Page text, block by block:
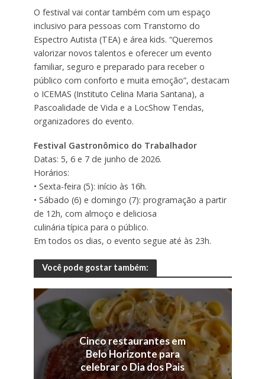
O festival vai contar também com um espaço
inclusivo para pessoas com Transtorno do
Espectro Autista (TEA) e área kids. “Queremos
valorizar novos talentos e oferecer um evento
familiar, seguro e preparado para receber o
público com conforto e muita emoção”, destacam
o ICEMAS (Instituto Celina Maria Santana), a
Pascoalidade de Vida e a LocShow Tendas,
organizadores do evento.
Festival Gastronômico do Trabalhador
Datas: 5, 6 e 7 de junho de 2026.
Horários:
• Sexta-feira (5): início às 16h.
• Sábado (6) e domingo (7): programação a partir
de 12h, com almoço e deliciosa
culinária típica para o público.
Em todos os dias, o evento segue até às 23h.
Você pode gostar também:
Cinco restaurantes em
Belo Horizonte para
celebrar o Dia dos Pais